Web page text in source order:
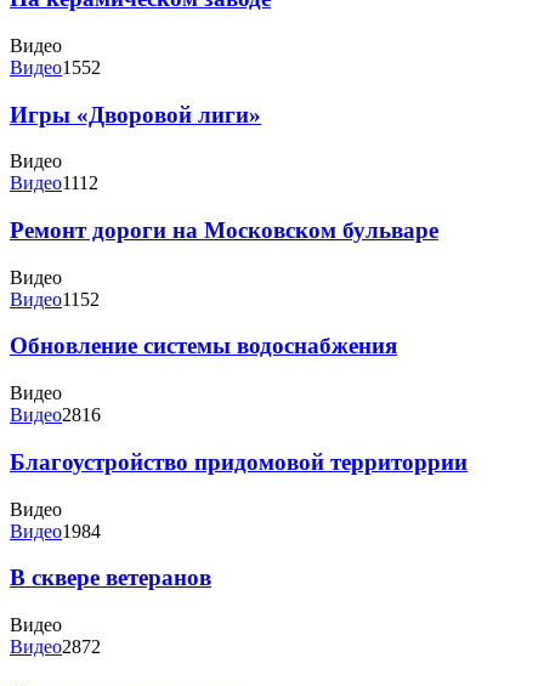
Видео
Видео1552
Игры «Дворовой лиги»
Видео
Видео1112
Ремонт дороги на Московском бульваре
Видео
Видео1152
Обновление системы водоснабжения
Видео
Видео2816
Благоустройство придомовой территоррии
Видео
Видео1984
В сквере ветеранов
Видео
Видео2872